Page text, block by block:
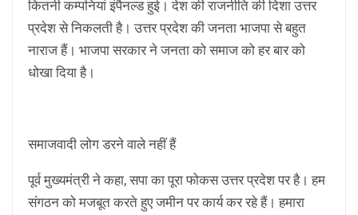
कितनी कम्पनियां इंपैनल्ड हुई। देश की राजनीति की दिशा उत्तर
प्रदेश से निकलती है। उत्तर प्रदेश की जनता भाजपा से बहुत
नाराज हैं। भाजपा सरकार ने जनता को समाज को हर बार को
धोखा दिया है।
समाजवादी लोग डरने वाले नहीं हैं
पूर्व मुख्यमंत्री ने कहा, सपा का पूरा फोकस उत्तर प्रदेश पर है। हम
संगठन को मजबूत करते हुए जमीन पर कार्य कर रहे हैं। हमारा